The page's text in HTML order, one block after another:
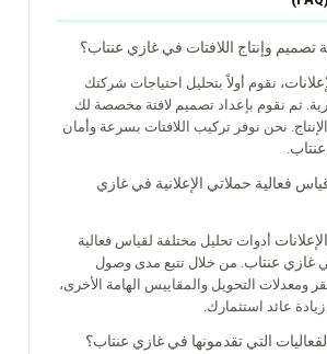
وإنتاج اللافتات في غازي عنتاب؟
، نقوم أولاً بتحليل احتياجات شركتك
ثم نقوم بإعداد تصميم لافتة مخصصة لك
نحن نوفر تركيب اللافتات بسرعة وأمان
.
فعالية حملاتي الإعلانية في غازي
أدوات تحليل مختلفة لقياس فعالية
غازي عنتاب. من خلال تتبع مدى وصول
ومعدلات التحويل والمقاييس الهامة الأخرى،
عائد استثمارك.
التي تقدمونها في غازي عنتاب؟